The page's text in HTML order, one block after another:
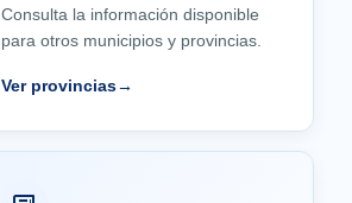
Consulta la información disponible
para otros municipios y provincias.
Ver provincias→